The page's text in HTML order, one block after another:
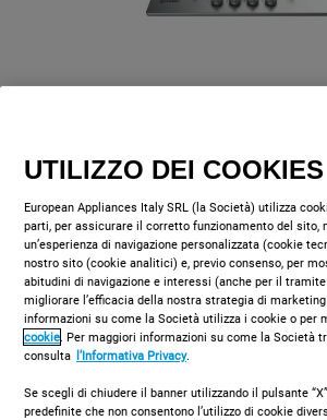
THP 641 IX/I
Piano cottura a gas
THP 641 IX/I
Caratteristiche di questo piano cottura a gas
UTILIZZO DEI COOKIES
European Appliances Italy SRL (la Società) utilizza
parti, per assicurare il corretto funzionamento del
un’esperienza di navigazione personalizzata (cookie
nostro sito (cookie analitici) e, previo consenso, per
abitudini di navigazione e interessi (anche per il
migliorare l’efficacia della nostra strategia di
informazioni su come la Società utilizza i cookie o per
cookie. Per maggiori informazioni su come la
consulta l’Informativa Privacy.
Se scegli di chiudere il banner utilizzando il pulsante
predefinite che non consentono l’utilizzo di cookie